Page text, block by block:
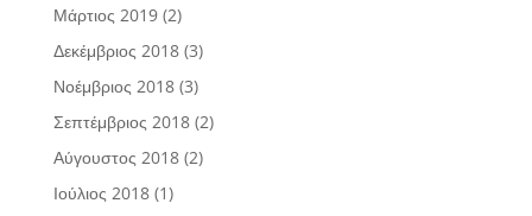
Μάρτιος 2019(2)
Δεκέμβριος 2018(3)
Νοέμβριος 2018(3)
Σεπτέμβριος 2018(2)
Αύγουστος 2018(2)
Ιούλιος 2018(1)